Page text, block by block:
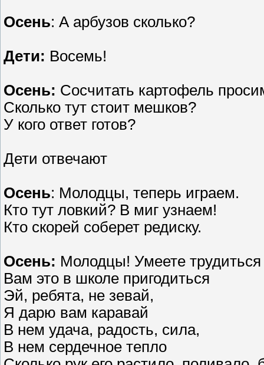
Осень: А арбузов сколько?
Дети: Восемь!
Осень: Сосчитать картофель
Сколько тут стоит мешков?
У кого ответ готов?
Дети отвечают
Осень: Молодцы, теперь играем.
Кто тут ловкий? В миг узнаем!
Кто скорей соберет редиску.
Осень: Молодцы! Умеете трудиться
Вам это в школе пригодиться
Эй, ребята, не зевай,
Я дарю вам каравай
В нем удача, радость, сила,
В нем сердечное тепло